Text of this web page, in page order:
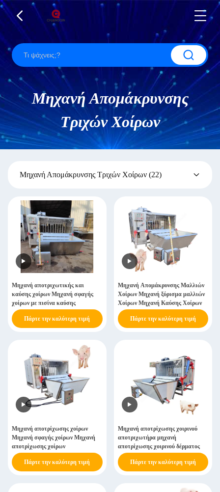
Μηχανή Απομάκρυνσης
Τριχών Χοίρων
Μηχανή Απομάκρυνσης Τριχών Χοίρων (22)
Μηχανή αποτριχωτικής και
καύσης χοίρων Μηχανή σφαγής
χοίρων με πισίνα καύσης
Πάρτε την καλύτερη τιμή
Μηχανή Απομάκρυνσης Μαλλιών
Χοίρων Μηχανή ξύρισμα μαλλιών
Χοίρων Μηχανή Καύσης Χοίρων
Πάρτε την καλύτερη τιμή
Μηχανή αποτρίχωσης χοίρων
Μηχανή σφαγής χοίρων Μηχανή
αποτρίχωσης χοίρων
Πάρτε την καλύτερη τιμή
Μηχανή αποτρίχωσης χοιρινού
αποτριχωτήρα μηχανή
αποτρίχωσης χοιρινού δέρματος
Πάρτε την καλύτερη τιμή